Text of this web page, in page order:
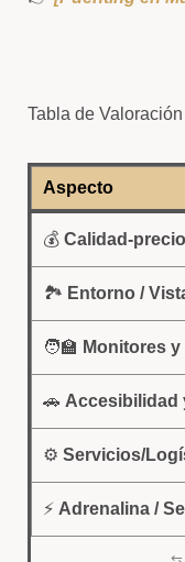
Tabla de Valoración
Aspecto
💰 Calidad-precio
🏞️ Entorno /
🧑‍🏫 Monitores y
🚗 Accesibilidad
⚙️ Servicios/
⚡ Adrenalina /